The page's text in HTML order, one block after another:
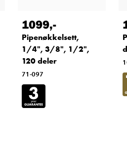
1099,-
Pipenøkkelsett,
1/4", 3/8", 1/2",
120 deler
71-097